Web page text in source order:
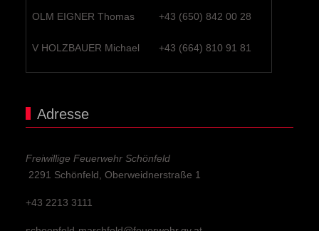
OLM EIGNER Thomas +43 (650) 842 00 28
V HOLZBAUER Michael +43 (664) 810 91 81
Adresse
Freiwillige Feuerwehr Schönfeld
2291 Schönfeld, Oberweidnerstraße 1
+43 2213 3111